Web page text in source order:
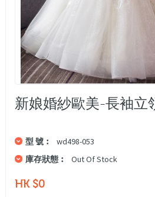
新娘婚紗歐美-長袖立
型 號︰
wd498-053
庫存狀態︰
Out Of Stock
HK $0